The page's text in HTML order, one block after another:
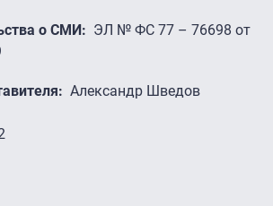
о СМИ
ЭЛ № ФС 77 – 76698 от
Александр Шведов